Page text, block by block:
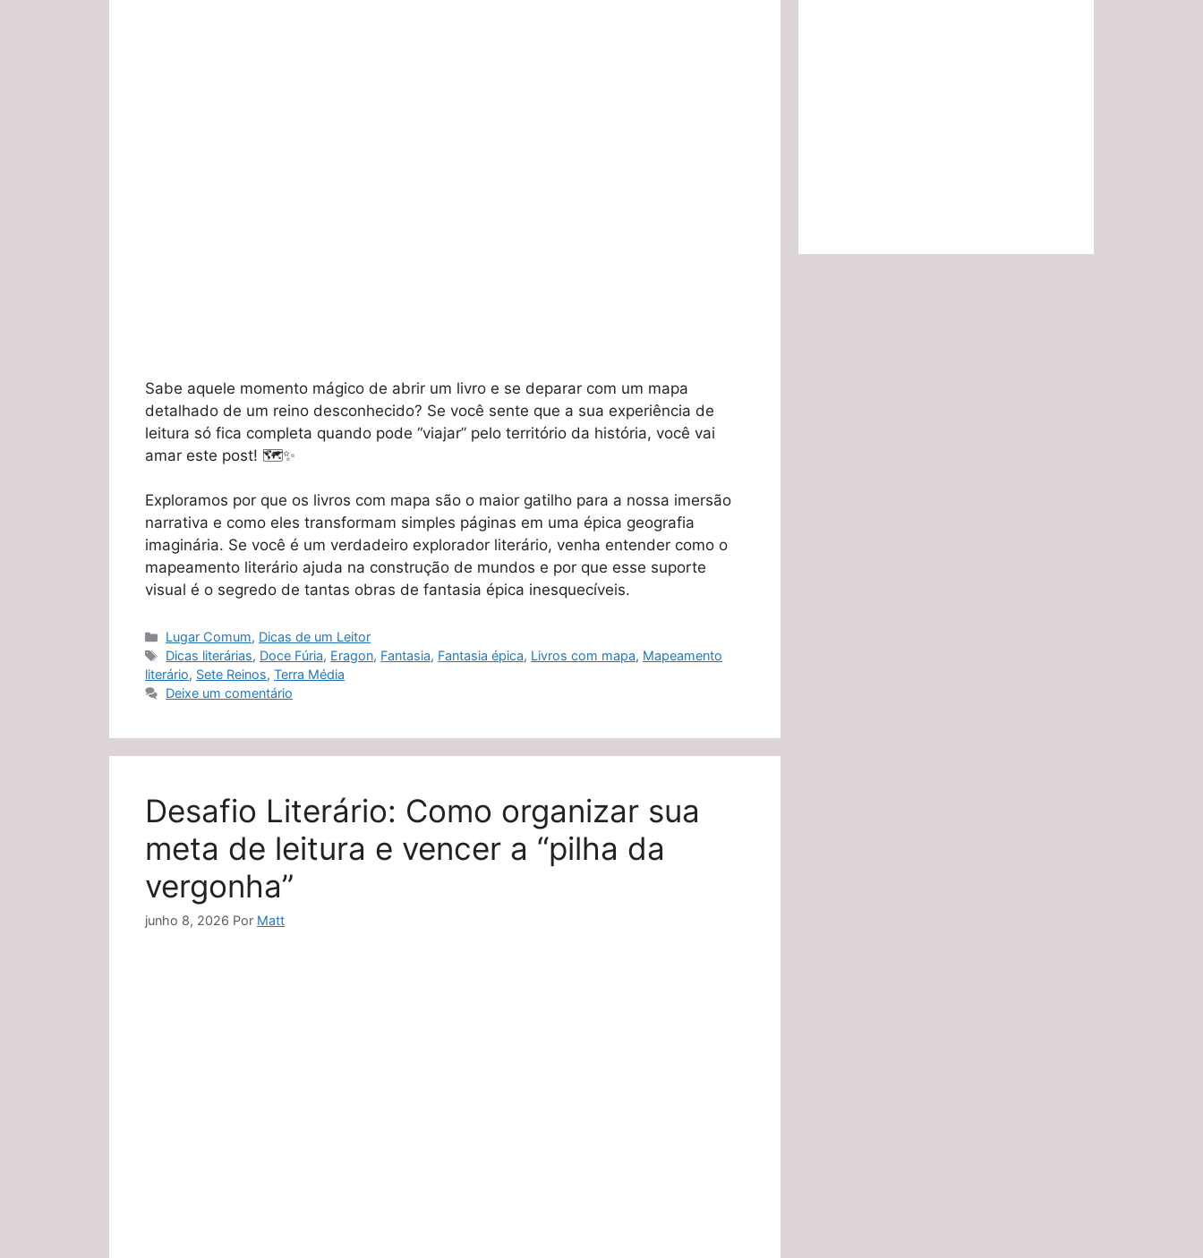
Sabe aquele momento mágico de abrir um livro e se deparar com um mapa
detalhado de um reino desconhecido? Se você sente que a sua experiência de
leitura só fica completa quando pode “viajar” pelo território da história, você vai
amar este post! 🗺️✨
Exploramos por que os livros com mapa são o maior gatilho para a nossa imersão
narrativa e como eles transformam simples páginas em uma épica geografia
imaginária. Se você é um verdadeiro explorador literário, venha entender como o
mapeamento literário ajuda na construção de mundos e por que esse suporte
visual é o segredo de tantas obras de fantasia épica inesquecíveis.
Categorias
Lugar Comum, Dicas de um Leitor
Tags
Dicas literárias, Doce Fúria, Eragon, Fantasia, Fantasia épica, Livros com mapa, Mapeamento
literário, Sete Reinos, Terra Média
Deixe um comentário
Desafio Literário: Como organizar sua
meta de leitura e vencer a “pilha da
vergonha”
junho 8, 2026 Por Matt